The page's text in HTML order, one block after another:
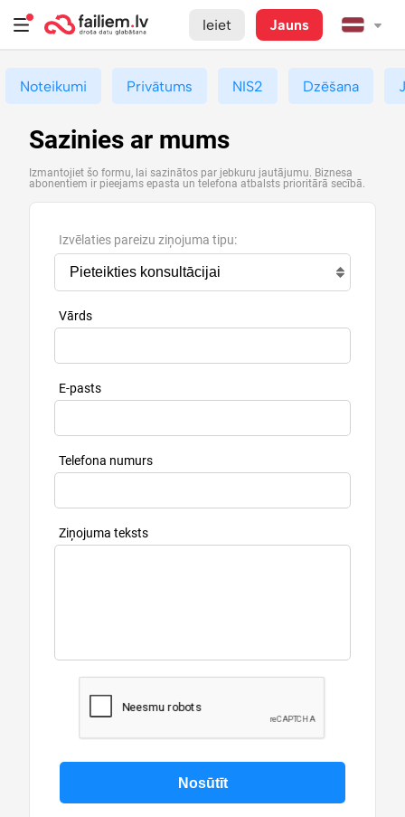
Ieiet Jauns
Noteikumi Privātums NIS2 Dzēšana
Sazinies ar mums
Izmantojiet šo formu, lai sazinātos par jebkuru jautājumu. Biznesa
abonentiem ir pieejams epasta un telefona atbalsts prioritārā secībā.
Izvēlaties pareizu ziņojuma tipu:
Vārds
E-pasts
Telefona numurs
Ziņojuma teksts